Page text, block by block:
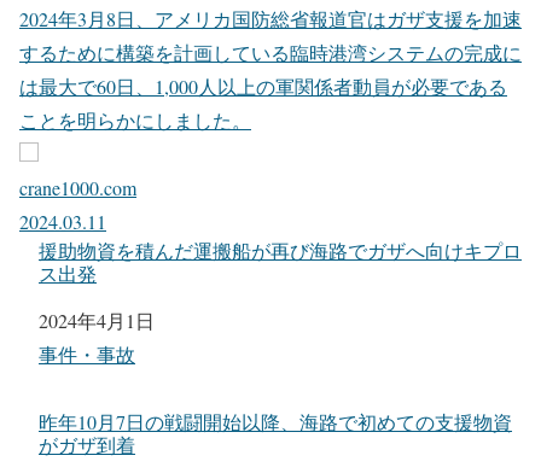
2024年3月8日、アメリカ国防総省報道官はガザ支援を加速
するために構築を計画している臨時港湾システムの完成に
は最大で60日、1,000人以上の軍関係者動員が必要である
ことを明らかにしました。
crane1000.com
2024.03.11
援助物資を積んだ運搬船が再び海路でガザへ向けキプロ
ス出発
日付
2024年4月1日
関連理由
事件・事故
昨年10月7日の戦闘開始以降、海路で初めての支援物資
がガザ到着